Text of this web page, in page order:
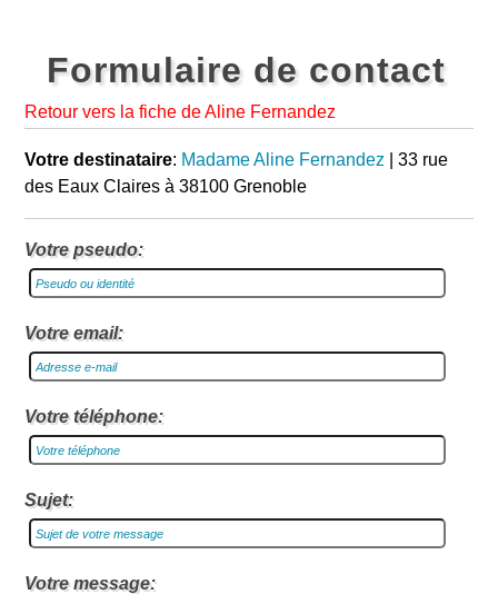
Formulaire de contact
Retour vers la fiche de Aline Fernandez
Votre destinataire: Madame Aline Fernandez | 33 rue
des Eaux Claires à 38100 Grenoble
Votre pseudo:
Votre email:
Votre téléphone:
Sujet:
Votre message: